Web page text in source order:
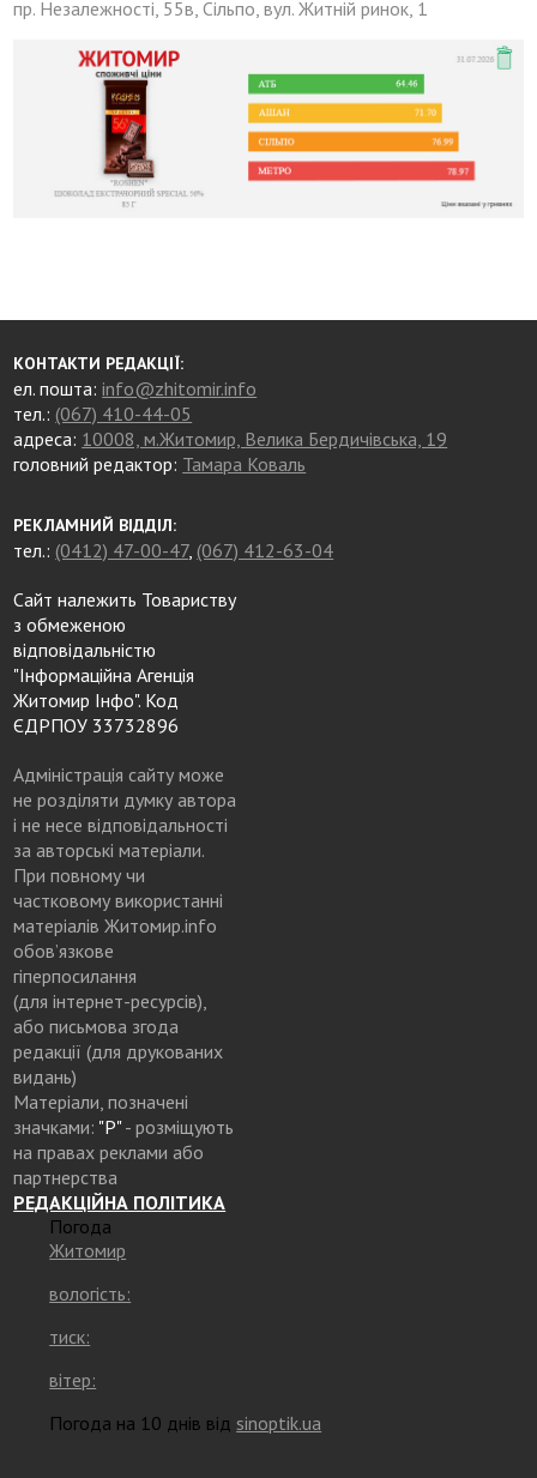
пр. Незалежності, 55в, Сільпо, вул. Житній ринок, 1
КОНТАКТИ РЕДАКЦІЇ:
ел. пошта:info@zhitomir.info
тел.: (067) 410-44-05
адреса: 10008, м.Житомир, Велика Бердичівська, 19
головний редактор: Тамара Коваль
РЕКЛАМНИЙ ВІДДІЛ:
тел.: (0412) 47-00-47, (067) 412-63-04
Сайт належить Товариству
з обмеженою
відповідальністю
"Інформаційна Агенція
Житомир Інфо". Код
ЄДРПОУ 33732896
Адміністрація сайту може
не розділяти думку автора
і не несе відповідальності
за авторські матеріали.
При повному чи
частковому використанні
матеріалів Житомир.info
обов’язкове
гіперпосилання
(для інтернет-ресурсів),
або письмова згода
редакції (для друкованих
видань)
Матеріали, позначені
значками: "Р"- розміщують
на правах реклами або
партнерства
РЕДАКЦІЙНА ПОЛІТИКА
Погода
Житомир
вологість:
тиск:
вітер:
Погода на 10 днів від sinoptik.ua